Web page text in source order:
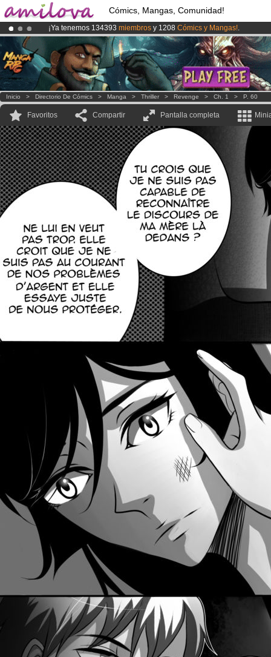
Cómics, Mangas, Comunidad!
¡Ya tenemos 134393 miembros y 1208 Cómics y Mangas!.
¡Conviertete en Premium por3.95 eurosal mes!Hazte Premium ya
El Kickstarter Amilova está desormado lanzado!.
Inicio > Directorio De Cómics > Manga > Thriller > Revenge > Ch. 1 > P. 60
Favoritos Compartir Pantalla completa